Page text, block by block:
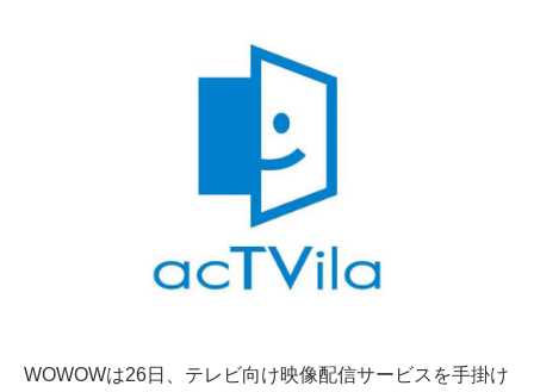
WOWOWは26日、テレビ向け映像配信サービスを手掛け